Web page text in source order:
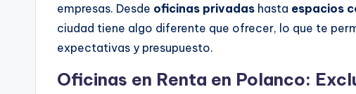
empresas. Desde oficinas privadas hasta espacios
ciudad tiene algo diferente que ofrecer, lo que te
expectativas y presupuesto.
Oficinas en Renta en Polanco: